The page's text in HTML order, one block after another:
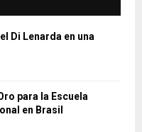
Di Lenarda en una
para la Escuela
en Brasil